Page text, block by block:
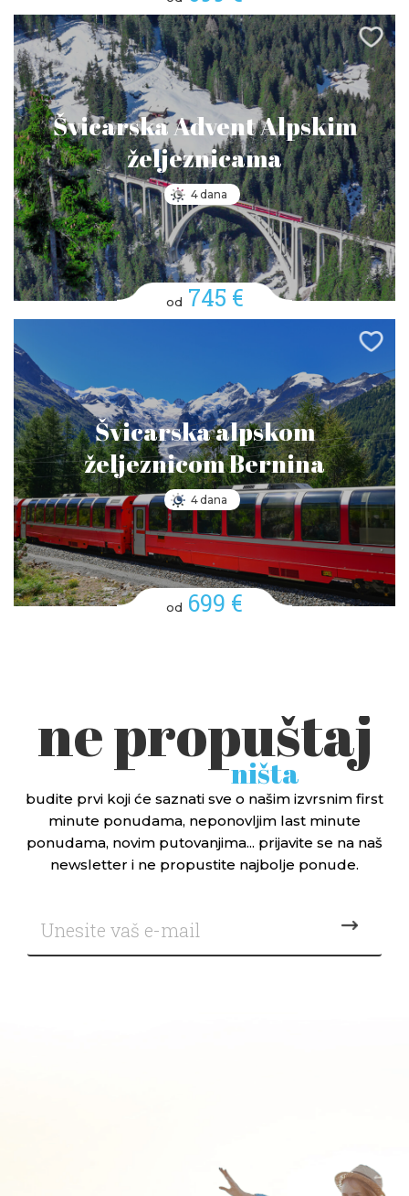
Švicarska Advent Alpskim
željeznicama
4 dana
od 745 €
Švicarska alpskom
željeznicom Bernina
4 dana
od 699 €
ne propuštaj
ništa
budite prvi koji će saznati sve o našim izvrsnim first
minute ponudama, neponovljim last minute
ponudama, novim putovanjima... prijavite se na naš
newsletter i ne propustite najbolje ponude.